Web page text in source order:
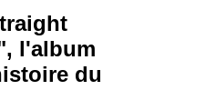
l'album
du